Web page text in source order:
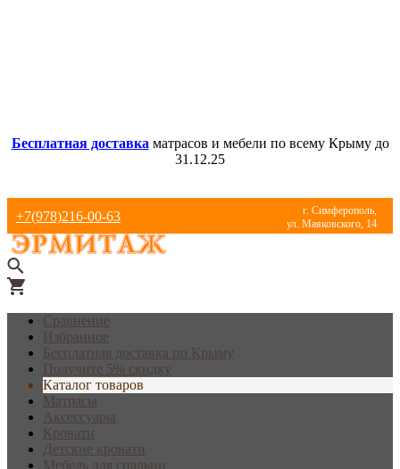
Бесплатная доставка матрасов и мебели по всему Крыму до
31.12.25
+7(978)216-00-63
г. Симферополь,
ул. Маяковского, 14
Сравнение
Избранное
Бесплатная доставка по Крыму
Получите 5% скидку
Каталог товаров
Матрасы
Аксессуары
Кровати
Детские кровати
Мебель для спальни